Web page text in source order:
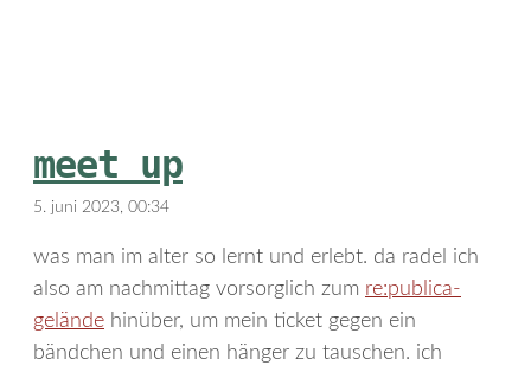
meet up
5. juni 2023, 00:34
was man im alter so lernt und erlebt. da radel ich
also am nachmittag vorsorglich zum re:publica-
gelände hinüber, um mein ticket gegen ein
bändchen und einen hänger zu tauschen. ich